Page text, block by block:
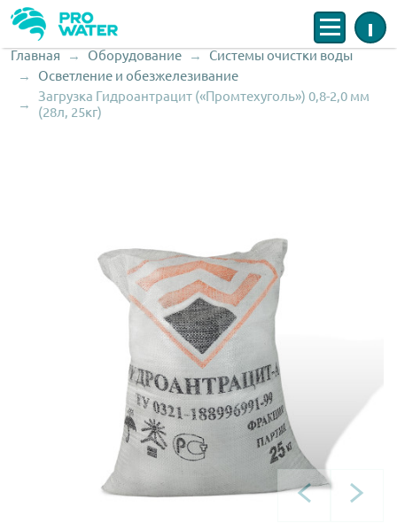
Меню Инфо
Строка навигации
Главная Оборудование
Системы очистки воды
Осветление и обезжелезивание
Загрузка Гидроантрацит («Промтехуголь») 0,8-2,0 мм
(28л, 25кг)